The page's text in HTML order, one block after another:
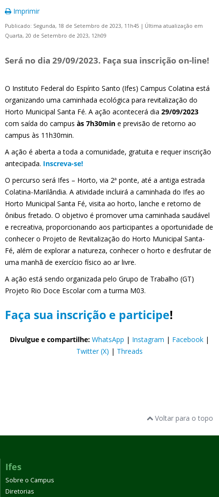
Imprimir
Publicado: Segunda, 18 de Setembro de 2023, 11h45 | Última atualização em
Quarta, 20 de Setembro de 2023, 12h09
Será no dia 29/09/2023. Faça sua inscrição on-line!
O Instituto Federal do Espírito Santo (Ifes) Campus Colatina está
organizando uma caminhada ecológica para revitalização do
Horto Municipal Santa Fé. A ação acontecerá dia 29/09/2023
com saída do campus às 7h30min e previsão de retorno ao
campus às 11h30min.
A ação é aberta a toda a comunidade, gratuita e requer inscrição
antecipada. Inscreva-se!
O percurso será Ifes – Horto, via 2ª ponte, até a antiga estrada
Colatina-Marilândia. A atividade incluirá a caminhada do Ifes ao
Horto Municipal Santa Fé, visita ao horto, lanche e retorno de
ônibus fretado. O objetivo é promover uma caminhada saudável
e recreativa, proporcionando aos participantes a oportunidade de
conhecer o Projeto de Revitalização do Horto Municipal Santa-
Fé, além de explorar a natureza, conhecer o horto e desfrutar de
uma manhã de exercício físico ao ar livre.
A ação está sendo organizada pelo Grupo de Trabalho (GT)
Projeto Rio Doce Escolar com a turma M03.
Faça sua inscrição e participe!
Divulgue e compartilhe: WhatsApp | Instagram | Facebook |
Twitter (X) | Threads
Voltar para o topo
Ifes
Sobre o Campus
Diretorias